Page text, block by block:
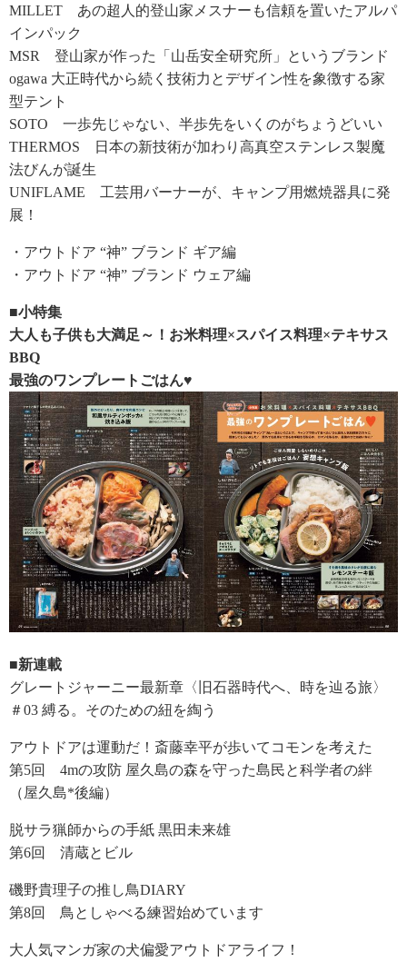
MILLET あの超人的登山家メスナーも信頼を置いたアルパ
インパック
MSR 登山家が作った「山岳安全研究所」というブランド
ogawa 大正時代から続く技術力とデザイン性を象徴する家
型テント
SOTO 一歩先じゃない、半歩先をいくのがちょうどいい
THERMOS 日本の新技術が加わり高真空ステンレス製魔
法びんが誕生
UNIFLAME 工芸用バーナーが、キャンプ用燃焼器具に発
展！
・アウトドア “神” ブランド ギア編
・アウトドア “神” ブランド ウェア編
■小特集
大人も子供も大満足～！お米料理×スパイス料理×テキサス
BBQ
最強のワンプレートごはん♥
■新連載
グレートジャーニー最新章〈旧石器時代へ、時を辿る旅〉
＃03 縛る。そのための紐を綯う
アウトドアは運動だ！斎藤幸平が歩いてコモンを考えた
第5回 4mの攻防 屋久島の森を守った島民と科学者の絆
（屋久島*後編）
脱サラ猟師からの手紙 黒田未来雄
第6回 清蔵とビル
磯野貴理子の推し鳥DIARY
第8回 鳥としゃべる練習始めています
大人気マンガ家の犬偏愛アウトドアライフ！